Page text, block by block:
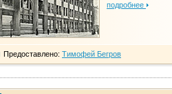
подробнее
Предоставлено: Тимофей Бегров